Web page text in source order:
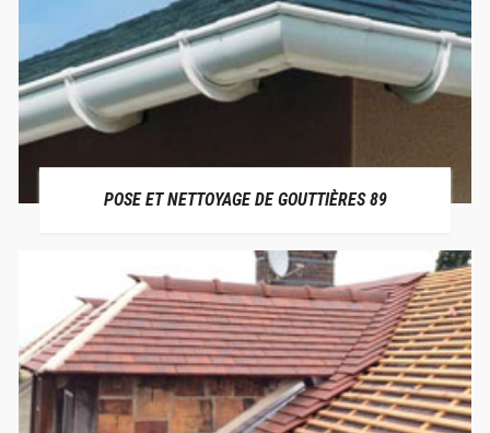
POSE ET NETTOYAGE DE GOUTTIÈRES 89